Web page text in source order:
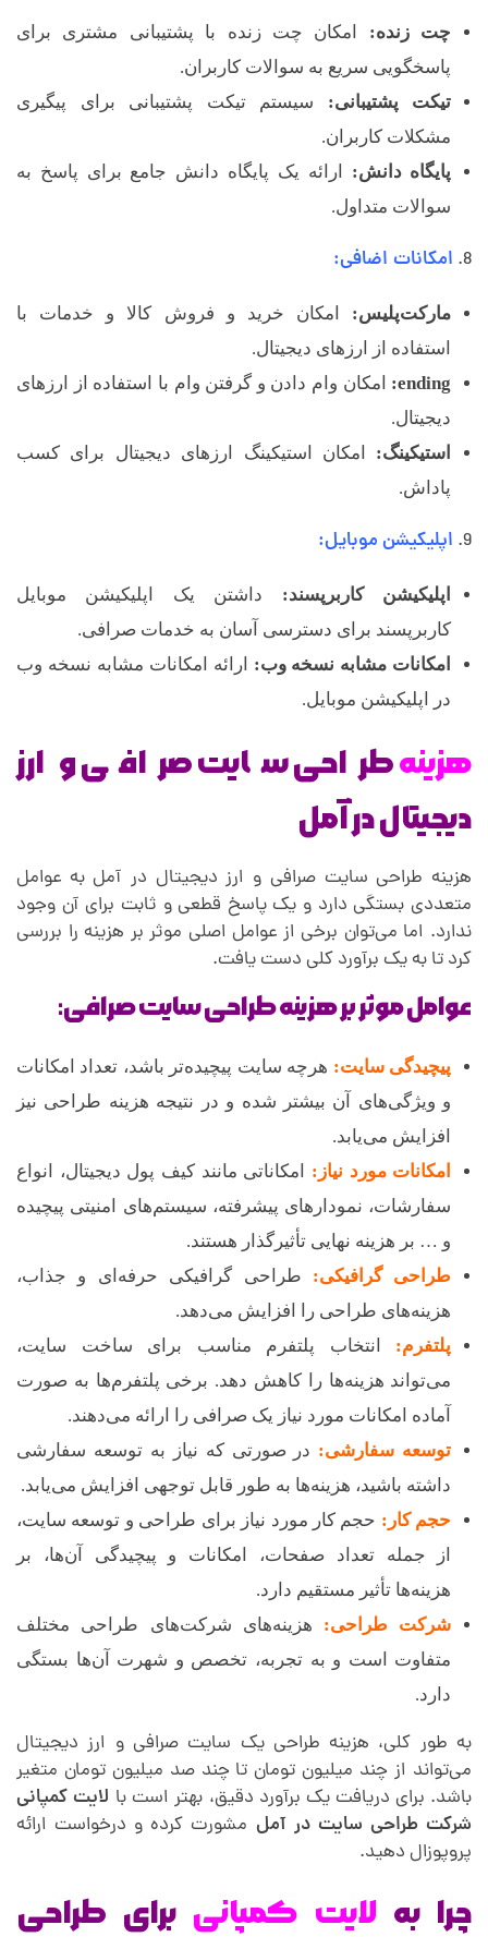
چت زنده: امکان چت زنده با پشتیبانی مشتری برای
پاسخگویی سریع به سوالات کاربران.
تیکت پشتیبانی: سیستم تیکت پشتیبانی برای پیگیری
مشکلات کاربران.
پایگاه دانش: ارائه یک پایگاه دانش جامع برای پاسخ به
سوالات متداول.
امکانات اضافی:
مارکت‌پلیس: امکان خرید و فروش کالا و خدمات با
استفاده از ارزهای دیجیتال.
ending:
امکان وام دادن و گرفتن وام با استفاده از ارزهای
دیجیتال.
استیکینگ: امکان استیکینگ ارزهای دیجیتال برای کسب
پاداش.
اپلیکیشن موبایل:
اپلیکیشن کاربرپسند: داشتن یک اپلیکیشن موبایل
کاربرپسند برای دسترسی آسان به خدمات صرافی.
امکانات مشابه نسخه وب: ارائه امکانات مشابه نسخه وب
در اپلیکیشن موبایل.
هزینهطراحی سایت صرافی و ارز
دیجیتال در آمل
هزینه طراحی سایت صرافی و ارز دیجیتال در آمل به عوامل
متعددی بستگی دارد و یک پاسخ قطعی و ثابت برای آن وجود
ندارد. اما می‌توان برخی از عوامل اصلی موثر بر هزینه را بررسی
کرد تا به یک برآورد کلی دست یافت.
عوامل موثر بر هزینه طراحی سایت صرافی:
پیچیدگی سایت: هرچه سایت پیچیده‌تر باشد، تعداد امکانات
و ویژگی‌های آن بیشتر شده و در نتیجه هزینه طراحی نیز
افزایش می‌یابد.
امکانات مورد نیاز:
امکاناتی مانند کیف پول دیجیتال، انواع
سفارشات، نمودارهای پیشرفته، سیستم‌های امنیتی پیچیده
و … بر هزینه نهایی تأثیرگذار هستند.
طراحی گرافیکی:
طراحی گرافیکی حرفه‌ای و جذاب،
هزینه‌های طراحی را افزایش می‌دهد.
پلتفرم: انتخاب پلتفرم مناسب برای ساخت سایت،
می‌تواند هزینه‌ها را کاهش دهد. برخی پلتفرم‌ها به صورت
آماده امکانات مورد نیاز یک صرافی را ارائه می‌دهند.
توسعه سفارشی: در صورتی که نیاز به توسعه سفارشی
داشته باشید، هزینه‌ها به طور قابل توجهی افزایش می‌یابد.
حجم کار: حجم کار مورد نیاز برای طراحی و توسعه سایت،
از جمله تعداد صفحات، امکانات و پیچیدگی آن‌ها، بر
هزینه‌ها تأثیر مستقیم دارد.
شرکت طراحی: هزینه‌های شرکت‌های طراحی مختلف
متفاوت است و به تجربه، تخصص و شهرت آن‌ها بستگی
دارد.
به طور کلی، هزینه طراحی یک سایت صرافی و ارز دیجیتال
می‌تواند از چند میلیون تومان تا چند صد میلیون تومان متغیر
باشد. برای دریافت یک برآورد دقیق، بهتر است با لایت کمپانی
شرکت طراحی سایت در آمل مشورت کرده و درخواست ارائه
پروپوزال دهید.
چرا به لایت کمپانی برای طراحی